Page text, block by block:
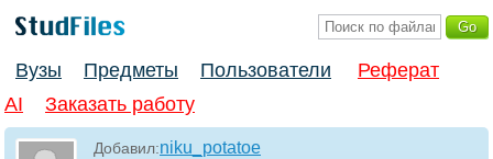
Вузы Предметы Пользователи
Реферат
AI
Заказать работу
Добавил:niku_potatoe